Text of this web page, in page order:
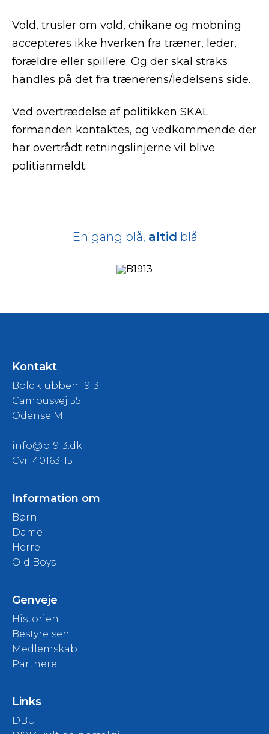
Vold, trusler om vold, chikane og mobning
accepteres ikke hverken fra træner, leder,
forældre eller spillere. Og der skal straks
handles på det fra trænerens/ledelsens side.
Ved overtrædelse af politikken SKAL
formanden kontaktes, og vedkommende der
har overtrådt retningslinjerne vil blive
politianmeldt.
En gang blå, altid blå
Kontakt
Boldklubben 1913
Campusvej 55
Odense M
info@b1913.dk
Cvr: 40163115
Information om
Børn
Dame
Herre
Old Boys
Genveje
Historien
Bestyrelsen
Medlemskab
Partnere
Links
DBU